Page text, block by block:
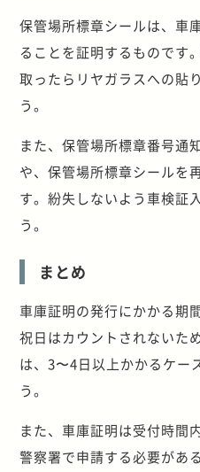
保管場所標章シールは、車
ることを証明するものです
取ったらリヤガラスへの貼
う。
また、保管場所標章番号通
や、保管場所標章シールを
す。紛失しないよう車検証
う。
まとめ
車庫証明の発行にかかる期
祝日はカウントされないた
は、3〜4日以上かかるケー
う。
また、車庫証明は受付時間
警察署で申請する必要があ